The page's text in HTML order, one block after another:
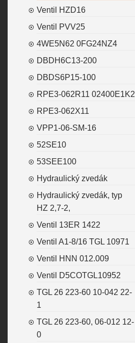
Ventil HZD16
Ventil PVV25
4WE5N62 0FG24NZ4
DBDH6C13-200
DBDS6P15-100
RPE3-062R11 02400E1K2
RPE3-062X11
VPP1-06-SM-16
52SE10
53SEE100
Hydraulický zvedák
Hydraulický zvedák, typ
HZ 2,7-2,
Ventil 13ER 1422
Ventil A1-8/16 TGL 10971
Ventil HNN 012.009
Ventil D5COTGL10952
TGL 26 223-60 10-042 22-
1
TGL 26 223-60, 06-012 12-
0